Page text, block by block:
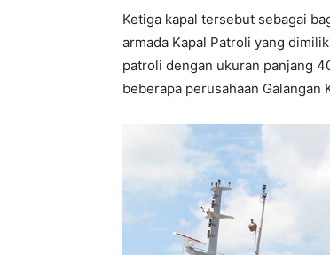
Ketiga kapal tersebut sebagai
armada Kapal Patroli yang
patroli dengan ukuran panjang
beberapa perusahaan Galangan